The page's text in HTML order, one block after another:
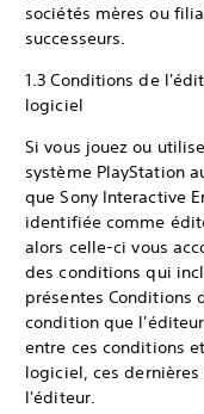
sociétés mères ou
successeurs.
1.3 Conditions de
logiciel
Si vous jouez ou
système PlayStation
que Sony Interactive
identifiée comme
alors celle-ci vous
des conditions qui
présentes Conditions
condition que
entre ces conditions
logiciel, ces
l'éditeur.